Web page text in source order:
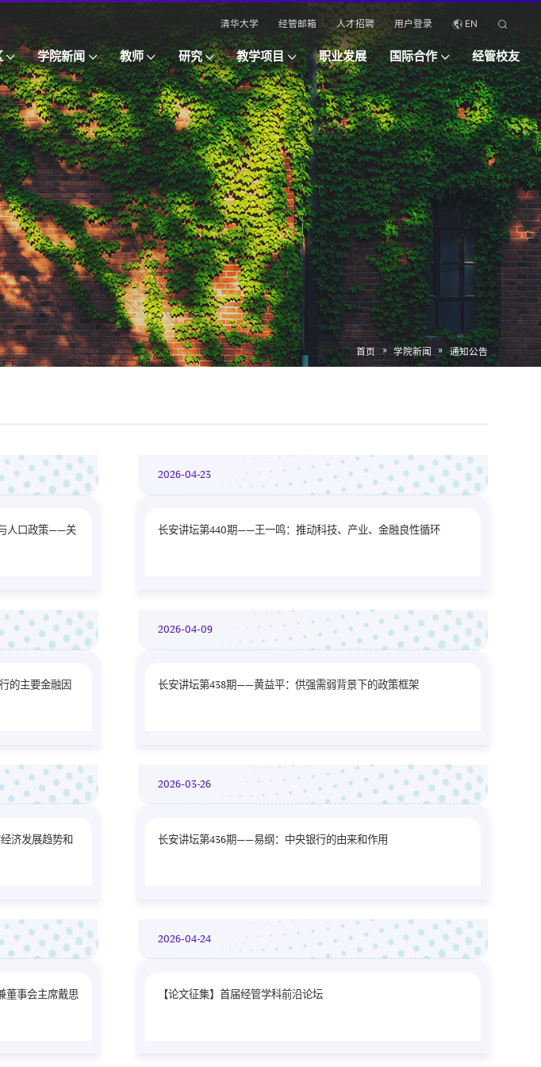
清华大学 经管邮箱 人才招聘 用户登录 EN
学院新闻 教师 研究 教学项目 职业发展 国际合作 经管校友
首页 » 学院新闻 » 通知公告
人口政策——关
2026-04-23
长安讲坛第440期——王一鸣：推动科技、产业、金融良性循环
的主要金融因
2026-04-09
长安讲坛第438期——黄益平：供强需弱背景下的政策框架
济发展趋势和
2026-03-26
长安讲坛第436期——易纲：中央银行的由来和作用
董事会主席戴思
2026-04-24
【论文征集】首届经管学科前沿论坛